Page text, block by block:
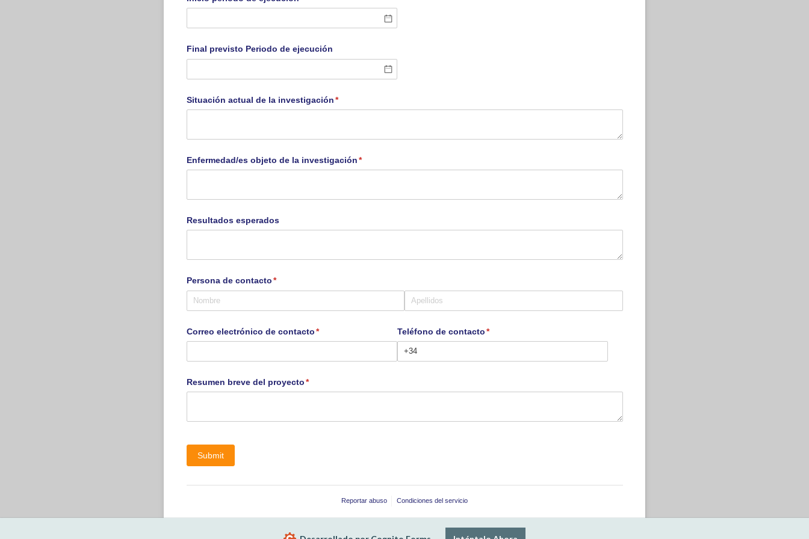
Final previsto Periodo de ejecución
Situación actual de la investigación *
(necesario)
Enfermedad/​es objeto de la investigación *
(necesario)
Resultados esperados
Persona de contacto *
(necesario)
Correo electrónico de contacto *
(necesario) Teléfono de contacto *
(necesario)
Resumen breve del proyecto *
(necesario)
Submit
Reportar abuso Condiciones del servicio